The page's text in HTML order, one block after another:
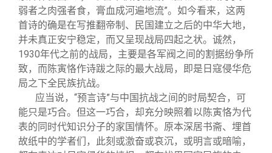
弱者之肉强者食，膏血成河遍地流”。如今看来，这两
首诗的确是在写推翻帝制、民国建立之后的中华大地，
并未真正安宁稳定，而又呈现战局四起之状。诚然，
1930年代之前的战局，主要是各军阀之间的割据纷争所
致，而陈寅恪作诗跋之际的最大战局，即是日寇侵华危
局之下全民族抗战。
应当说，“预言诗”与中国抗战之间的时局契合，可
能只是巧合。但这一巧合，却充分映照着以陈寅恪为代
表的同时代知识分子的家国情怀。原本深居书斋、埋首
故纸中的学者们，此刻或激奋或哀沉，或明言或暗喻，